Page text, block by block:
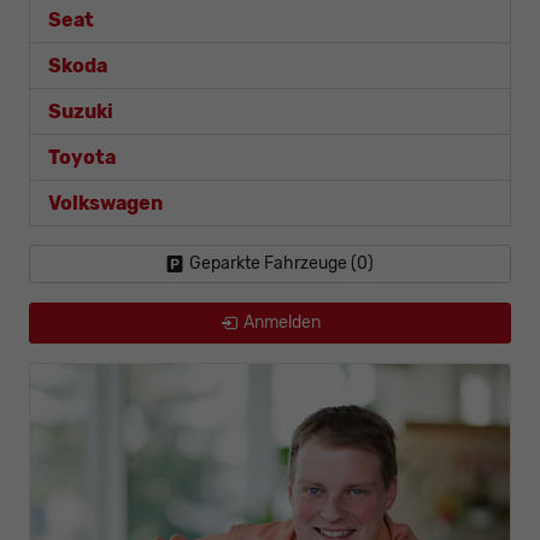
Seat
Skoda
Suzuki
Toyota
Volkswagen
Geparkte Fahrzeuge (0)
Anmelden